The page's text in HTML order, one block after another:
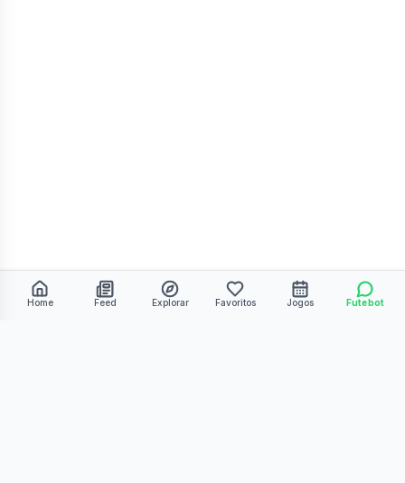
Home Feed Explorar Favoritos Jogos Futebot